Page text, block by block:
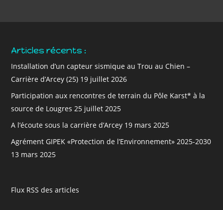
Articles récents :
Installation d’un capteur sismique au Trou au Chien –
Carrière d’Arcey (25) 19 juillet 2026
Participation aux rencontres de terrain du Pôle Karst* à la
source de Lougres 25 juillet 2025
A l’écoute sous la carrière d’Arcey 19 mars 2025
Agrément GIPEK «Protection de l’Environnement» 2025-2030
13 mars 2025
Flux RSS des articles